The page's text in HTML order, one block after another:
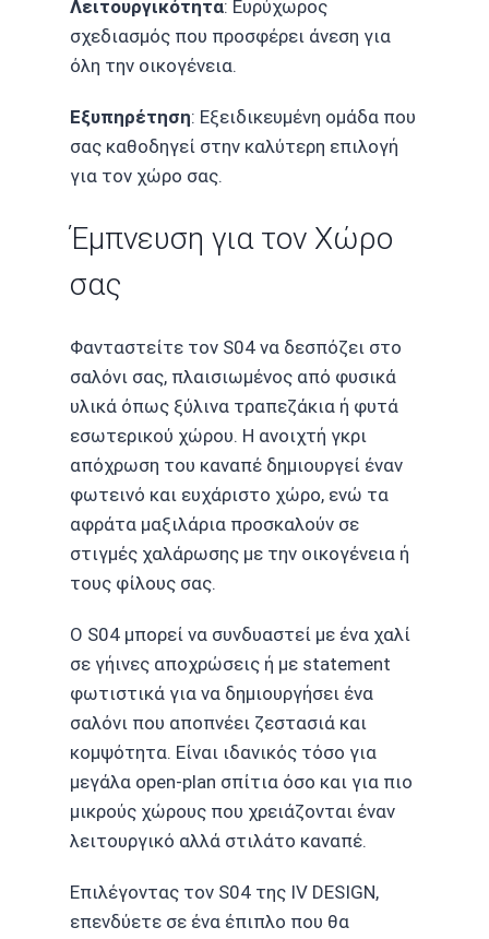
Λειτουργικότητα: Ευρύχωρος
σχεδιασμός που προσφέρει άνεση για
όλη την οικογένεια.
Εξυπηρέτηση: Εξειδικευμένη ομάδα που
σας καθοδηγεί στην καλύτερη επιλογή
για τον χώρο σας.
Έμπνευση για τον Χώρο
σας
Φανταστείτε τον S04 να δεσπόζει στο
σαλόνι σας, πλαισιωμένος από φυσικά
υλικά όπως ξύλινα τραπεζάκια ή φυτά
εσωτερικού χώρου. Η ανοιχτή γκρι
απόχρωση του καναπέ δημιουργεί έναν
φωτεινό και ευχάριστο χώρο, ενώ τα
αφράτα μαξιλάρια προσκαλούν σε
στιγμές χαλάρωσης με την οικογένεια ή
τους φίλους σας.
Ο S04 μπορεί να συνδυαστεί με ένα χαλί
σε γήινες αποχρώσεις ή με statement
φωτιστικά για να δημιουργήσει ένα
σαλόνι που αποπνέει ζεστασιά και
κομψότητα. Είναι ιδανικός τόσο για
μεγάλα open-plan σπίτια όσο και για πιο
μικρούς χώρους που χρειάζονται έναν
λειτουργικό αλλά στιλάτο καναπέ.
Επιλέγοντας τον S04 της IV DESIGN,
επενδύετε σε ένα έπιπλο που θα